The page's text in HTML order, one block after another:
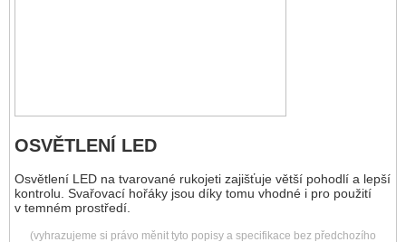
OSVĚTLENÍ LED
Osvětlení LED na tvarované rukojeti zajišťuje větší pohodlí a lepší
kontrolu. Svařovací hořáky jsou díky tomu vhodné i pro použití
v temném prostředí.
(vyhrazujeme si právo měnit tyto popisy a specifikace bez předchozího